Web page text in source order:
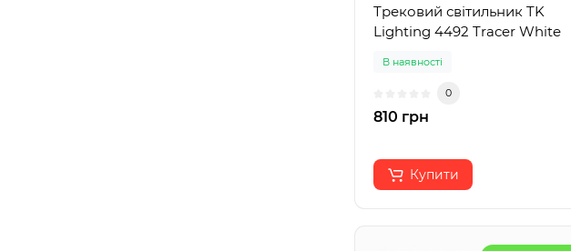
Трековий світильник TK
Lighting 4492 Tracer White
В наявності
0
810 грн
Купити